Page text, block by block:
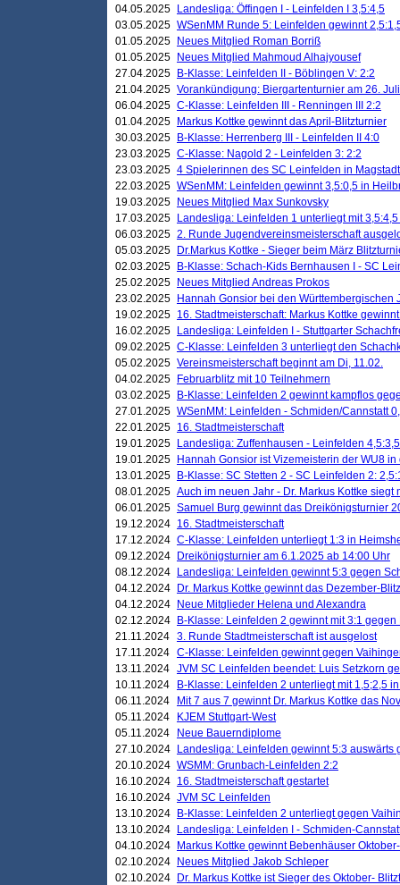
04.05.2025
Landesliga: Öffingen I - Leinfelden I 3,5:4,5
03.05.2025 WSenMM Runde 5: Leinfelden gewinnt
01.05.2025
Neues Mitglied Roman Borriß
01.05.2025
Neues Mitglied Mahmoud Alhajyousef
27.04.2025
B-Klasse: Leinfelden II - Böblingen V: 2:2
21.04.2025 Vorankündigung: Biergartenturnier am 26. Juli
06.04.2025 C-Klasse: Leinfelden III - Renningen III 2:2
01.04.2025
Markus Kottke gewinnt das April-Blitzturnier
30.03.2025
B-Klasse: Herrenberg III - Leinfelden II 4:0
23.03.2025 C-Klasse: Nagold 2 - Leinfelden 3: 2:2
23.03.2025 4 Spielerinnen des SC Leinfelden in Magstadt
22.03.2025 WSenMM: Leinfelden gewinnt 3,5:0,5 in
19.03.2025
Neues Mitglied Max Sunkovsky
17.03.2025
Landesliga: Leinfelden 1 unterliegt mit
06.03.2025 2. Runde Jugendvereinsmeisterschaft
05.03.2025
Dr.Markus Kottke - Sieger beim März
02.03.2025
B-Klasse: Schach-Kids Bernhausen I - SC
25.02.2025
Neues Mitglied Andreas Prokos
23.02.2025
Hannah Gonsior bei den Württembergischen
19.02.2025 16. Stadtmeisterschaft: Markus Kottke
16.02.2025
Landesliga: Leinfelden I - Stuttgarter
09.02.2025 C-Klasse: Leinfelden 3 unterliegt den
05.02.2025 Vereinsmeisterschaft beginnt am Di, 11.02.
04.02.2025
Februarblitz mit 10 Teilnehmern
03.02.2025
B-Klasse: Leinfelden 2 gewinnt kampflos
27.01.2025 WSenMM: Leinfelden - Schmiden/Cannstatt
22.01.2025 16. Stadtmeisterschaft
19.01.2025
Landesliga: Zuffenhausen - Leinfelden 4,5:3,5
19.01.2025
Hannah Gonsior ist Vizemeisterin der WU8 in
13.01.2025
B-Klasse: SC Stetten 2 - SC Leinfelden 2:
08.01.2025 Auch im neuen Jahr - Dr. Markus Kottke
06.01.2025 Samuel Burg gewinnt das Dreikönigsturnier
19.12.2024 16. Stadtmeisterschaft
17.12.2024 C-Klasse: Leinfelden unterliegt 1:3 in
09.12.2024
Dreikönigsturnier am 6.1.2025 ab 14:00 Uhr
08.12.2024
Landesliga: Leinfelden gewinnt 5:3 gegen
04.12.2024
Dr. Markus Kottke gewinnt das Dezember-
04.12.2024
Neue Mitglieder Helena und Alexandra
02.12.2024
B-Klasse: Leinfelden 2 gewinnt mit 3:1
21.11.2024 3. Runde Stadtmeisterschaft ist ausgelost
17.11.2024 C-Klasse: Leinfelden gewinnt gegen
13.11.2024 JVM SC Leinfelden beendet: Luis Setzkorn
10.11.2024
B-Klasse: Leinfelden 2 unterliegt mit 1,5;2,5
06.11.2024
Mit 7 aus 7 gewinnt Dr. Markus Kottke das
05.11.2024
KJEM Stuttgart-West
05.11.2024
Neue Bauerndiplome
27.10.2024
Landesliga: Leinfelden gewinnt 5:3 auswärts
20.10.2024 WSMM: Grunbach-Leinfelden 2:2
16.10.2024 16. Stadtmeisterschaft gestartet
16.10.2024 JVM SC Leinfelden
13.10.2024
B-Klasse: Leinfelden 2 unterliegt gegen
13.10.2024
Landesliga: Leinfelden I - Schmiden-
04.10.2024
Markus Kottke gewinnt Bebenhäuser
02.10.2024
Neues Mitglied Jakob Schleper
02.10.2024
Dr. Markus Kottke ist Sieger des Oktober-